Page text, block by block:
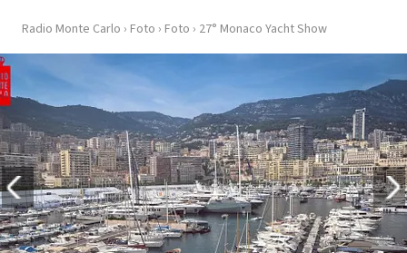
HOME
RADIO
WEB
RADIO
PLAYLIST
Radio Monte Carlo › Foto › Foto › 27° Monaco Yacht Show